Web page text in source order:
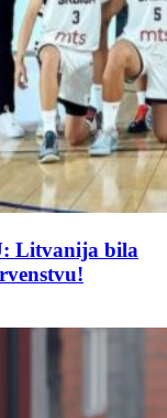
Litvanija bila